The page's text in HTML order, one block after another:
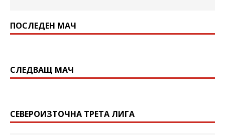
ПОСЛЕДЕН МАЧ
СЛЕДВАЩ МАЧ
СЕВЕРОИЗТОЧНА ТРЕТА ЛИГА